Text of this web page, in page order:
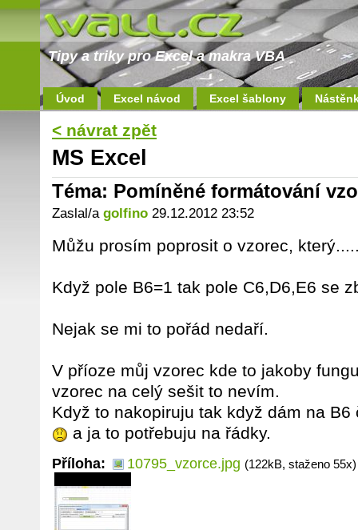
Tipy a triky pro Excel a makra VBA
Úvod Excel návod Excel šablony
< návrat zpět
MS Excel
Téma: Pomíněné formátování
Zaslal/a golfino 29.12.2012 23:52
Můžu prosím poprosit o vzorec,
Když pole B6=1 tak pole C6,D6,E6 se
Nejak se mi to pořád nedaří.
V příoze můj vzorec kde to jakoby
vzorec na celý sešit to nevím.
Když to nakopiruju tak když dám na
a ja to potřebuju na řádky.
Příloha: 10795_vzorce.jpg (122kB, staženo 55x)